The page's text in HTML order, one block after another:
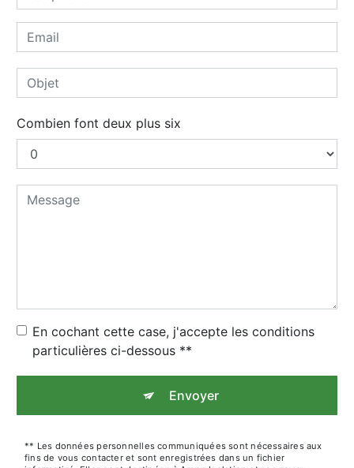
Combien font deux plus six
En cochant cette case, j'accepte les conditions
particulières ci-dessous **
Envoyer
** Les données personnelles communiquées sont nécessaires aux
fins de vous contacter et sont enregistrées dans un fichier